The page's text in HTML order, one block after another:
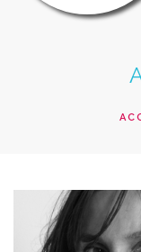
ACTIONS
RECHERCHER
CONTACT